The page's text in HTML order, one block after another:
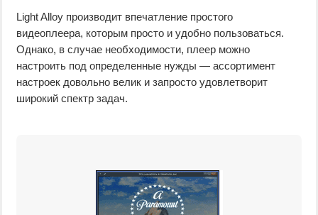
Light Alloy производит впечатление простого
видеоплеера, которым просто и удобно пользоваться.
Однако, в случае необходимости, плеер можно
настроить под определенные нужды — ассортимент
настроек довольно велик и запросто удовлетворит
широкий спектр задач.